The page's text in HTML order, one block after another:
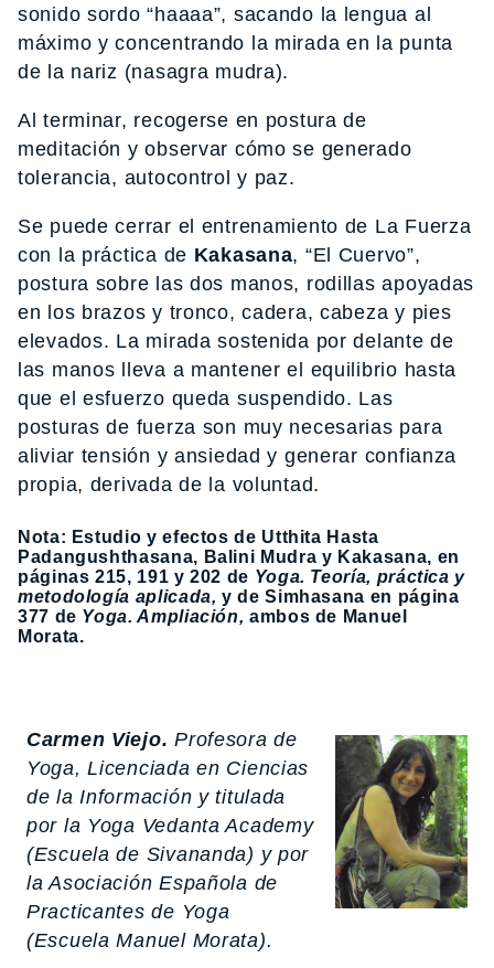
sonido sordo “haaaa”, sacando la lengua al
máximo y concentrando la mirada en la punta
de la nariz (nasagra mudra).
Al terminar, recogerse en postura de
meditación y observar cómo se generado
tolerancia, autocontrol y paz.
Se puede cerrar el entrenamiento de La Fuerza
con la práctica de Kakasana, “El Cuervo”,
postura sobre las dos manos, rodillas apoyadas
en los brazos y tronco, cadera, cabeza y pies
elevados. La mirada sostenida por delante de
las manos lleva a mantener el equilibrio hasta
que el esfuerzo queda suspendido. Las
posturas de fuerza son muy necesarias para
aliviar tensión y ansiedad y generar confianza
propia, derivada de la voluntad.
Nota: Estudio y efectos de Utthita Hasta
Padangushthasana, Balini Mudra y Kakasana, en
páginas 215, 191 y 202 de Yoga. Teoría, práctica y
metodología aplicada, y de Simhasana en página
377 de Yoga. Ampliación, ambos de Manuel
Morata.
Carmen Viejo. Profesora de
Yoga, Licenciada en Ciencias
de la Información y titulada
por la Yoga Vedanta Academy
(Escuela de Sivananda) y por
la Asociación Española de
Practicantes de Yoga
(Escuela Manuel Morata).